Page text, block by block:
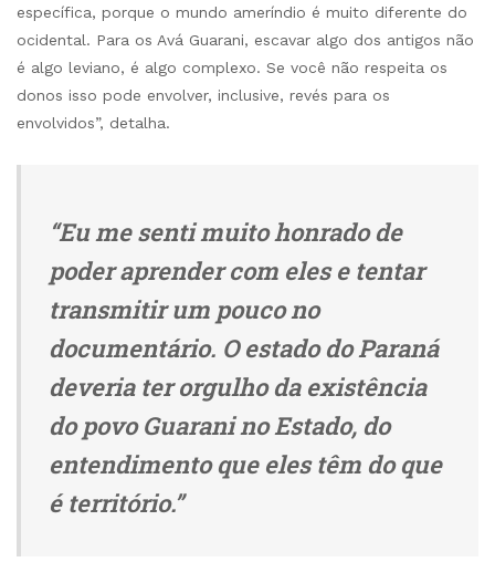
específica, porque o mundo ameríndio é muito diferente do
ocidental. Para os Avá Guarani, escavar algo dos antigos não
é algo leviano, é algo complexo. Se você não respeita os
donos isso pode envolver, inclusive, revés para os
envolvidos”, detalha.
“Eu me senti muito honrado de
poder aprender com eles e tentar
transmitir um pouco no
documentário. O estado do Paraná
deveria ter orgulho da existência
do povo Guarani no Estado, do
entendimento que eles têm do que
é território.”